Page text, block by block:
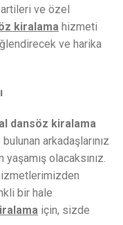
ve özel
kiralama hizmeti
ve harika
dansöz kiralama
arkadaşlarınız
olacaksınız.
bir hale
için, sizde